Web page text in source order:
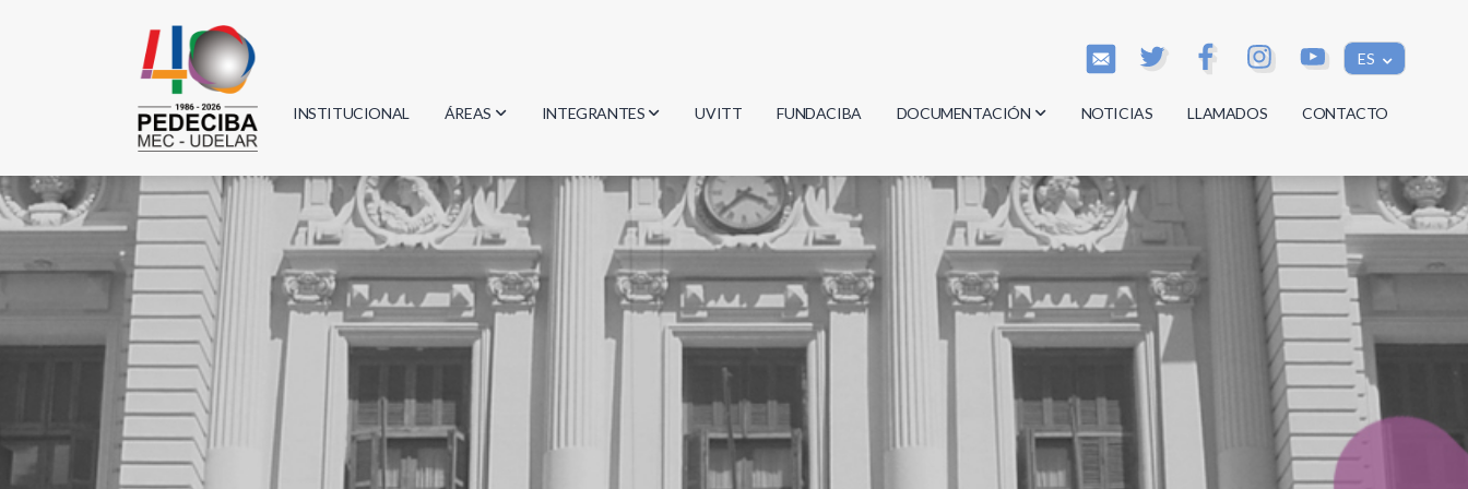
ES
INSTITUCIONAL ÁREAS
Biología
Física
Informática
Matemática
INTEGRANTES
Investigadores
Estudiantes
Egresados
UVITT FUNDACIBA DOCUMENTACIÓN
Actas
Reglamentos
Documentos
NOTICIAS LLAMADOS CONTACTO